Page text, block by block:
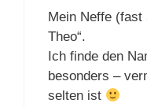
Mein Neffe (fast
Theo“.
Ich finde den
besonders –
selten ist